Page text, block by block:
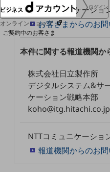
ログイン
オンラインショップ
ご契約中のお客さま
ご契約中サービスの一元管理
Web明細(ビリングステーション)
NTTコミュニケーショ
お客さまからのお
本件に関する報道機関か
株式会社日立製作所
デジタルシステム&
ケーション戦略本部
koho@itg.hitachi.co.jp
NTTコミュニケーショ
報道機関からのお